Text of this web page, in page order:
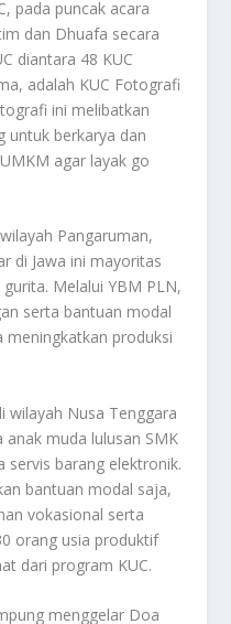
pada puncak acara
dan Dhuafa secara
diantara 48 KUC
adalah KUC Fotografi
ini melibatkan
untuk berkarya dan
agar layak go
Pangaruman,
di Jawa ini mayoritas
Melalui YBM PLN,
serta bantuan modal
meningkatkan produksi
wilayah Nusa Tenggara
anak muda lulusan SMK
servis barang elektronik.
bantuan modal saja,
vokasional serta
orang usia produktif
dari program KUC.
menggelar Doa